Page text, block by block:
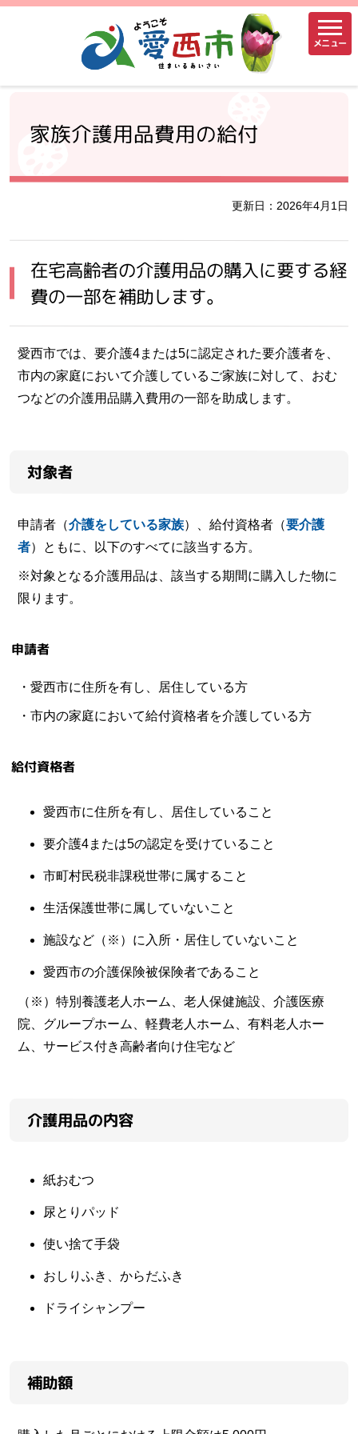
メニュー
家族介護用品費用の給付
更新日：2026年4月1日
在宅高齢者の介護用品の購入に要する経
費の一部を補助します。
愛西市では、要介護4または5に認定された要介護者を、
市内の家庭において介護しているご家族に対して、おむ
つなどの介護用品購入費用の一部を助成します。
対象者
申請者（介護をしている家族）、給付資格者（要介護
者）ともに、以下のすべてに該当する方。
※対象となる介護用品は、該当する期間に購入した物に
限ります。
申請者
・愛西市に住所を有し、居住している方
・市内の家庭において給付資格者を介護している方
給付資格者
愛西市に住所を有し、居住していること
要介護4または5の認定を受けていること
市町村民税非課税世帯に属すること
生活保護世帯に属していないこと
施設など（※）に入所・居住していないこと
愛西市の介護保険被保険者であること
（※）特別養護老人ホーム、老人保健施設、介護医療
院、グループホーム、軽費老人ホーム、有料老人ホー
ム、サービス付き高齢者向け住宅など
介護用品の内容
紙おむつ
尿とりパッド
使い捨て手袋
おしりふき、からだふき
ドライシャンプー
補助額